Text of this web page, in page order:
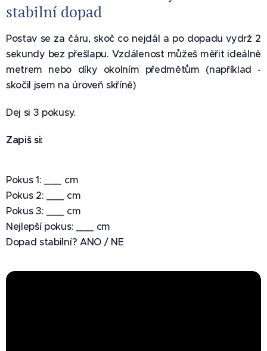
stabilní dopad 💥
Postav se za čáru, skoč co nejdál a po dopadu vydrž 2
sekundy bez přešlapu. Vzdálenost můžeš měřit ideálně
metrem nebo díky okolním předmětům (například -
skočil jsem na úroveň skříně)
Dej si 3 pokusy.
Zapiš si:
Pokus 1: ___ cm
Pokus 2: ___ cm
Pokus 3: ___ cm
Nejlepší pokus: ___ cm
Dopad stabilní? ANO / NE